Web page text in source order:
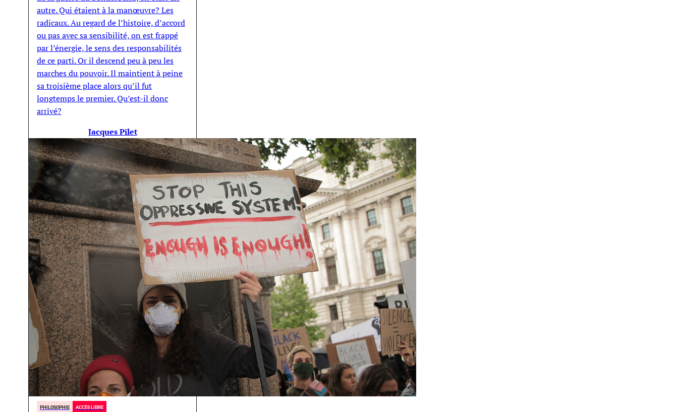
autre. Qui étaient à la manœuvre? Les
radicaux. Au regard de l’histoire, d’accord
ou pas avec sa sensibilité, on est frappé
par l’énergie, le sens des responsabilités
de ce parti. Or il descend peu à peu les
marches du pouvoir. Il maintient à peine
sa troisième place alors qu’il fut
longtemps le premier. Qu’est-il donc
arrivé?
Jacques Pilet
PHILOSOPHIE ACCÈS LIBRE